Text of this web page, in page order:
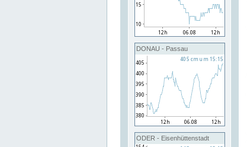
DONAU - Passau
ODER - Eisenhüttenstadt